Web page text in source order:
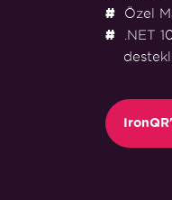
Özel
.NET